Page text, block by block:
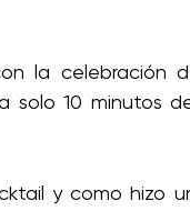
la celebración
solo 10 minutos
y como hizo